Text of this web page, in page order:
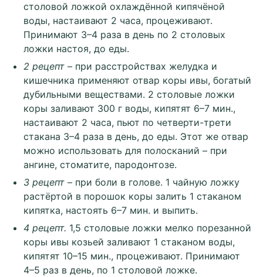
столовой ложкой охлаждённой кипячёной
воды, настаивают 2 часа, процеживают.
Принимают 3–4 раза в день по 2 столовых
ложки настоя, до еды.
2 рецепт – при расстройствах желудка и
кишечника применяют отвар коры ивы, богатый
дубильными веществами. 2 столовые ложки
коры заливают 300 г воды, кипятят 6–7 мин.,
настаивают 2 часа, пьют по четверти-трети
стакана 3–4 раза в день, до еды. Этот же отвар
можно использовать для полосканий – при
ангине, стоматите, пародонтозе.
3 рецепт – при боли в голове. 1 чайную ложку
растёртой в порошок коры залить 1 стаканом
кипятка, настоять 6–7 мин. и выпить.
4 рецепт. 1,5 столовые ложки мелко порезанной
коры ивы козьей заливают 1 стаканом воды,
кипятят 10–15 мин., процеживают. Принимают
4–5 раз в день, по 1 столовой ложке.